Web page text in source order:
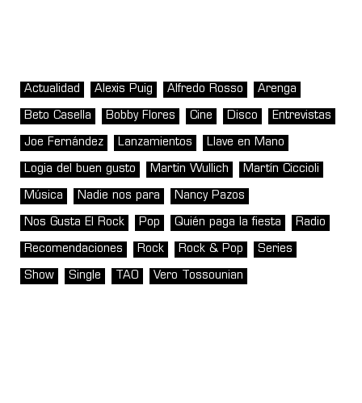
Actualidad Alexis Puig Alfredo Rosso Arenga
Beto Casella Bobby Flores Cine Disco Entrevistas
Joe Fernández Lanzamientos Llave en Mano
Logia del buen gusto Martin Wullich Martín Ciccioli
Música Nadie nos para Nancy Pazos
Nos Gusta El Rock Pop Quién paga la fiesta Radio
Recomendaciones Rock Rock & Pop Series
Show Single TAO Vero Tossounian